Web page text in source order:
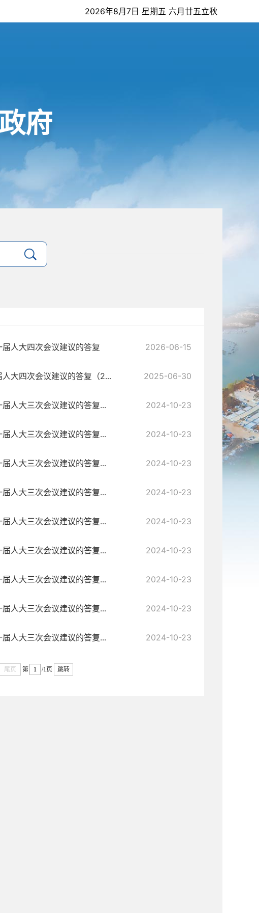
2026年8月7日 星期五 六月廿五立秋
府
人大四次会议建议的答复 2026-06-15
大四次会议建议的答复（2... 2025-06-30
人大三次会议建议的答复... 2024-10-23
人大三次会议建议的答复... 2024-10-23
人大三次会议建议的答复... 2024-10-23
人大三次会议建议的答复... 2024-10-23
人大三次会议建议的答复... 2024-10-23
人大三次会议建议的答复... 2024-10-23
人大三次会议建议的答复... 2024-10-23
人大三次会议建议的答复... 2024-10-23
人大三次会议建议的答复... 2024-10-23
尾页 第 /1页 跳转